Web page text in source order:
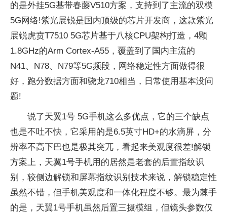
的是外挂5G基带春藤V510方案，支持到了主流的双模
5G网络!紫光展锐是国内顶级的芯片开发商，这款紫光
展锐虎贲T7510 5G芯片基于八核CPU架构打造，4颗
1.8GHz的Arm Cortex-A55，覆盖到了国内主流的
N41、N78、N79等5G频段，网络稳定性方面做得很
好，跑分数据方面和骁龙710相当，日常使用基本没问
题!
说了天翼1号 5G手机这么多优点，它的三个缺点
也是不吐不快，它采用的是6.5英寸HD+的水滴屏，分
辨率不高下巴也是极其突兀，看起来美观度很差!解锁
方案上，天翼1号手机用的居然是老套的后置指纹识
别，较侧边解锁和屏幕指纹识别技术来说，解锁稳定性
虽然不错，但手机美观度和一体化程度不够。最为棘手
的是，天翼1号手机虽然后置三摄模组，但镜头参数仅